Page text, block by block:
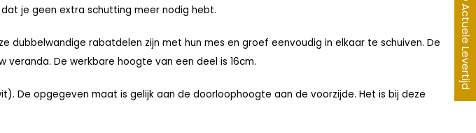
je geen extra schutting meer nodig hebt.
dubbelwandige rabatdelen zijn met hun mes en groef eenvoudig in elkaar te schuiven. De
veranda. De werkbare hoogte van een deel is 16cm.
De opgegeven maat is gelijk aan de doorloophoogte aan de voorzijde. Het is bij deze
Actuele Levertijd